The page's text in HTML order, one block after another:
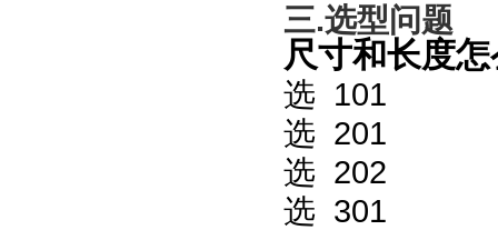
三.选型问题
尺寸和长度
选 101
选 201
选 202
选 301